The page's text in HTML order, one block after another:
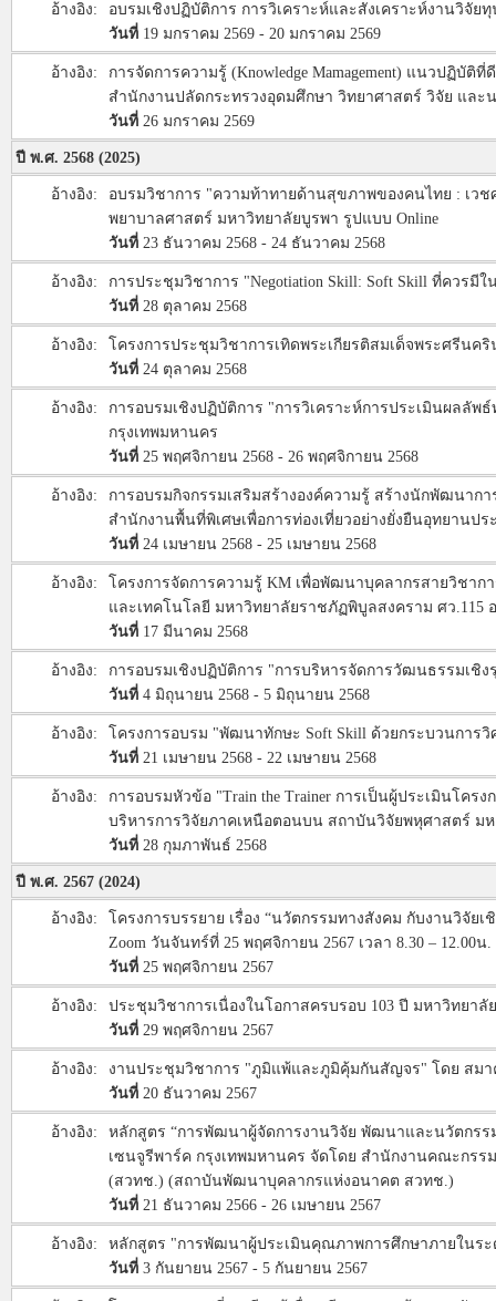
อ้างอิง:
อบรมเชิงปฏิบัติการ การวิเคราะห์และสังเคราะห์งานวิจั
วันที่ 19 มกราคม 2569 - 20 มกราคม 2569
อ้างอิง:
การจัดการความรู้ (Knowledge Mamagement) แนวปฏิ
สำนักงานปลัดกระทรวงอุดมศึกษา วิทยาศาสตร์ วิจัย และ
วันที่ 26 มกราคม 2569
ปี พ.ศ. 2568 (2025)
อ้างอิง:
อบรมวิชาการ "ความท้าทายด้านสุขภาพของคนไทย : เว
พยาบาลศาสตร์ มหาวิทยาลัยบูรพา รูปแบบ Online
วันที่ 23 ธันวาคม 2568 - 24 ธันวาคม 2568
อ้างอิง:
การประชุมวิชาการ "Negotiation Skill: Soft Skill ที่ควรมี
วันที่ 28 ตุลาคม 2568
อ้างอิง:
โครงการประชุมวิชาการเทิดพระเกียรติสมเด็จพระศรีน
วันที่ 24 ตุลาคม 2568
อ้างอิง:
การอบรมเชิงปฏิบัติการ "การวิเคราะห์การประเมินผลลั
กรุงเทพมหานคร
วันที่ 25 พฤศจิกายน 2568 - 26 พฤศจิกายน 2568
อ้างอิง:
การอบรมกิจกรรมเสริมสร้างองค์ความรู้ สร้างนักพัฒนากา
สำนักงานพื้นที่พิเศษเพื่อการท่องเที่ยวอย่างยั่งยืนอุทยาน
วันที่ 24 เมษายน 2568 - 25 เมษายน 2568
อ้างอิง:
โครงการจัดการความรู้ KM เพื่อพัฒนาบุคลากรสายวิช
และเทคโนโลยี มหาวิทยาลัยราชภัฏพิบูลสงคราม ศว.115
วันที่ 17 มีนาคม 2568
อ้างอิง:
การอบรมเชิงปฏิบัติการ "การบริหารจัดการวัฒนธรรมเชิง
วันที่ 4 มิถุนายน 2568 - 5 มิถุนายน 2568
อ้างอิง:
โครงการอบรม "พัฒนาทักษะ Soft Skill ด้วยกระบวนการ
วันที่ 21 เมษายน 2568 - 22 เมษายน 2568
อ้างอิง:
การอบรมหัวข้อ "Train the Trainer การเป็นผู้ประเมินโคร
บริหารการวิจัยภาคเหนือตอนบน สถาบันวิจัยพหุศาสตร์ มห
วันที่ 28 กุมภาพันธ์ 2568
ปี พ.ศ. 2567 (2024)
อ้างอิง:
โครงการบรรยาย เรื่อง “นวัตกรรมทางสังคม กับงานวิจัยเ
Zoom วันจันทร์ที่ 25 พฤศจิกายน 2567 เวลา 8.30 –
วันที่ 25 พฤศจิกายน 2567
อ้างอิง:
ประชุมวิชาการเนื่องในโอกาสครบรอบ 103 ปี มหาวิทยา
วันที่ 29 พฤศจิกายน 2567
อ้างอิง:
งานประชุมวิชาการ "ภูมิแพ้และภูมิคุ้มกันสัญจร" โดย สม
วันที่ 20 ธันวาคม 2567
อ้างอิง:
หลักสูตร “การพัฒนาผู้จัดการงานวิจัย พัฒนาและนวัตกรรม
เซนจูรีพาร์ค กรุงเทพมหานคร จัดโดย สำนักงานคณะกร
(สวทช.) (สถาบันพัฒนาบุคลากรแห่งอนาคต สวทช.)
วันที่ 21 ธันวาคม 2566 - 26 เมษายน 2567
อ้างอิง:
หลักสูตร "การพัฒนาผู้ประเมินคุณภาพการศึกษาภายในระดั
วันที่ 3 กันยายน 2567 - 5 กันยายน 2567